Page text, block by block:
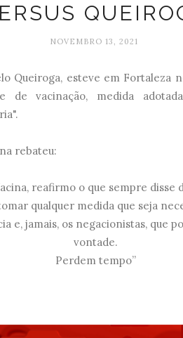
NOVEMBRO 13, 2021
Queiroga, esteve em Fortaleza
de vacinação, medida
rebateu:
reafirmo o que sempre disse
qualquer medida que seja
e, jamais, os negacionistas, que
vontade.
Perdem tempo”